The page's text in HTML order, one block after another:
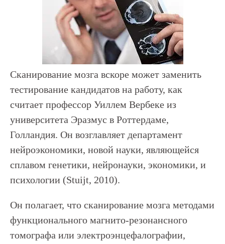
Сканирование мозга вскоре может заменить
тестирование кандидатов на работу, как
считает профессор Уиллем Вербеке из
университета Эразмус в Роттердаме,
Голландия. Он возглавляет департамент
нейроэкономики, новой науки, являющейся
сплавом генетики, нейронауки, экономики, и
психологии (Stuijt, 2010).
Он полагает, что сканирование мозга методами
функционального магнито-резонансного
томографа или электроэнцефалографии,